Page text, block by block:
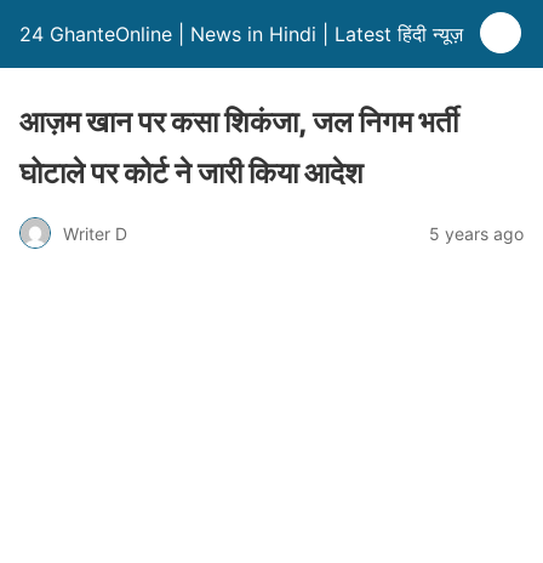
24 GhanteOnline | News in Hindi | Latest हिंदी न्यूज़
आज़म खान पर कसा शिकंजा, जल निगम भर्ती
घोटाले पर कोर्ट ने जारी किया आदेश
Writer D 5 years ago